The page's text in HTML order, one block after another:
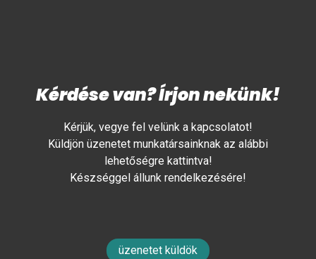
Kérdése van? Írjon nekünk!
Kérjük, vegye fel velünk a kapcsolatot!
Küldjön üzenetet munkatársainknak az alábbi
lehetőségre kattintva!
Készséggel állunk rendelkezésére!
üzenetet küldök